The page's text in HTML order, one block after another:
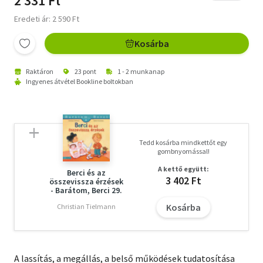
Eredeti ár: 2 590 Ft
Kosárba
Raktáron 23 pont
1 - 2 munkanap
Ingyenes átvétel Bookline boltokban
Berci és az
összevissza érzések
- Barátom, Berci 29.
Christian Tielmann
Tedd kosárba mindkettőt egy
gombnyomással!
A kettő együtt:
3 402 Ft
Kosárba
A lassítás, a megállás, a belső működések tudatosítása